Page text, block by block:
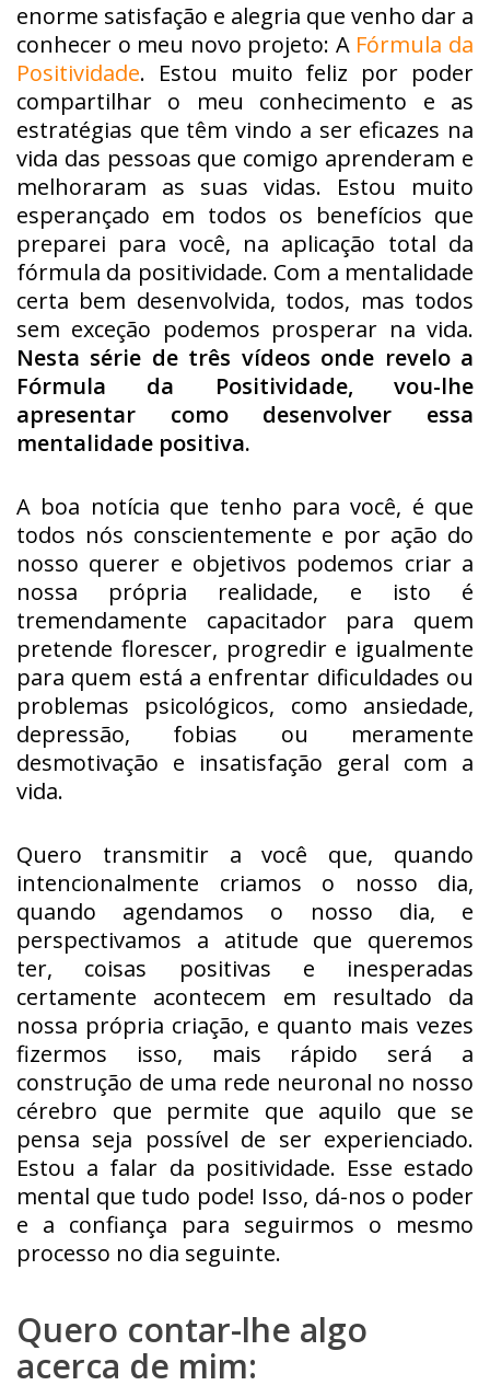
enorme satisfação e alegria que venho dar a
conhecer o meu novo projeto: A Fórmula da
Positividade. Estou muito feliz por poder
compartilhar o meu conhecimento e as
estratégias que têm vindo a ser eficazes na
vida das pessoas que comigo aprenderam e
melhoraram as suas vidas. Estou muito
esperançado em todos os benefícios que
preparei para você, na aplicação total da
fórmula da positividade. Com a mentalidade
certa bem desenvolvida, todos, mas todos
sem exceção podemos prosperar na vida.
Nesta série de três vídeos onde revelo a
Fórmula da Positividade, vou-lhe
apresentar como desenvolver essa
mentalidade positiva.
A boa notícia que tenho para você, é que
todos nós conscientemente e por ação do
nosso querer e objetivos podemos criar a
nossa própria realidade, e isto é
tremendamente capacitador para quem
pretende florescer, progredir e igualmente
para quem está a enfrentar dificuldades ou
problemas psicológicos, como ansiedade,
depressão, fobias ou meramente
desmotivação e insatisfação geral com a
vida.
Quero transmitir a você que, quando
intencionalmente criamos o nosso dia,
quando agendamos o nosso dia, e
perspectivamos a atitude que queremos
ter, coisas positivas e inesperadas
certamente acontecem em resultado da
nossa própria criação, e quanto mais vezes
fizermos isso, mais rápido será a
construção de uma rede neuronal no nosso
cérebro que permite que aquilo que se
pensa seja possível de ser experienciado.
Estou a falar da positividade. Esse estado
mental que tudo pode! Isso, dá-nos o poder
e a confiança para seguirmos o mesmo
processo no dia seguinte.
Quero contar-lhe algo
acerca de mim: